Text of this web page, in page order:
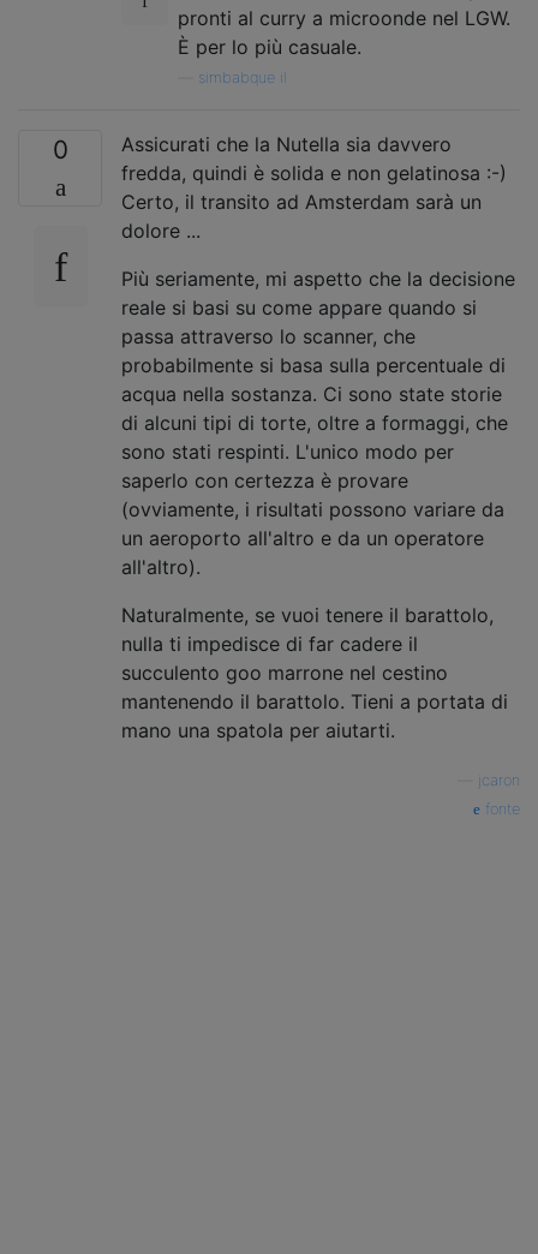
pronti al curry a microonde nel LGW.
È per lo più casuale.
simbabque il
0
Assicurati che la Nutella sia davvero
fredda, quindi è solida e non gelatinosa :-)
Certo, il transito ad Amsterdam sarà un
dolore ...
Più seriamente, mi aspetto che la decisione
reale si basi su come appare quando si
passa attraverso lo scanner, che
probabilmente si basa sulla percentuale di
acqua nella sostanza. Ci sono state storie
di alcuni tipi di torte, oltre a formaggi, che
sono stati respinti. L'unico modo per
saperlo con certezza è provare
(ovviamente, i risultati possono variare da
un aeroporto all'altro e da un operatore
all'altro).
Naturalmente, se vuoi tenere il barattolo,
nulla ti impedisce di far cadere il
succulento goo marrone nel cestino
mantenendo il barattolo. Tieni a portata di
mano una spatola per aiutarti.
jcaron
fonte